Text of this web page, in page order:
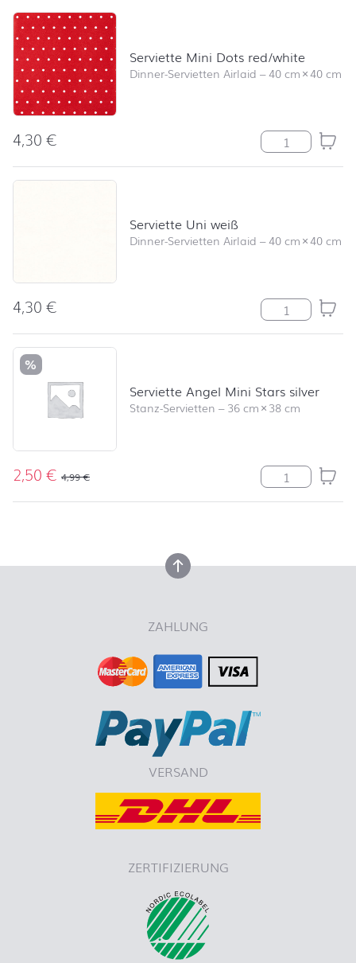
Serviette Mini Dots red/white
Dinner-Servietten Airlaid –40 cm×40 cm
4,30€ Serviette Mini
Serviette Uni weiß
Dinner-Servietten Airlaid –40 cm×40 cm
4,30€ Serviette Uni
%
Serviette Angel Mini Stars silver
Stanz-Servietten –36 cm×38 cm
2,50€ 4,99€ Serviette
nach oben
ZAHLUNG
VERSAND
ZERTIFIZIERUNG